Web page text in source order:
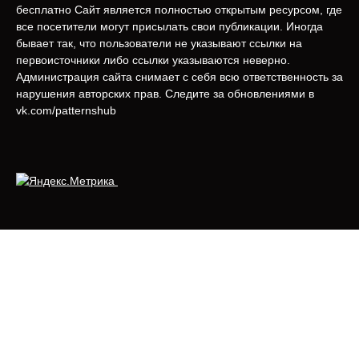
бесплатно Сайт является полностью открытым ресурсом, где
все посетители могут присылать свои публикации. Иногда
бывает так, что пользователи не указывают ссылки на
первоисточники либо ссылки указываются неверно.
Администрация сайта снимает с себя всю ответственность за
нарушения авторских прав. Следите за обновлениями в
vk.com/patternshub